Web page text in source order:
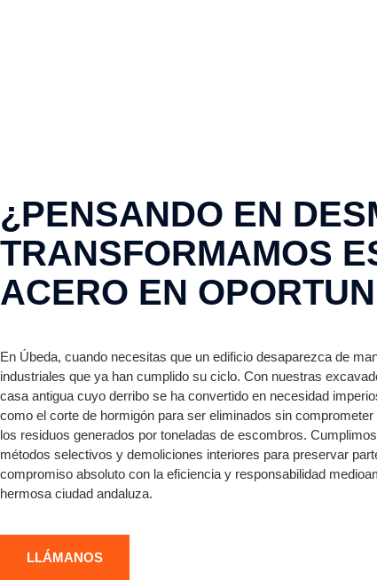
¿PENSANDO EN
TRANSFORMAMOS
ACERO EN
En Úbeda, cuando necesitas que un edificio desaparezca de
industriales que ya han cumplido su ciclo. Con nuestras
casa antigua cuyo derribo se ha convertido en necesidad
como el corte de hormigón para ser eliminados sin
los residuos generados por toneladas de escombros.
métodos selectivos y demoliciones interiores para preservar
compromiso absoluto con la eficiencia y responsabilidad
hermosa ciudad andaluza.
LLÁMANOS